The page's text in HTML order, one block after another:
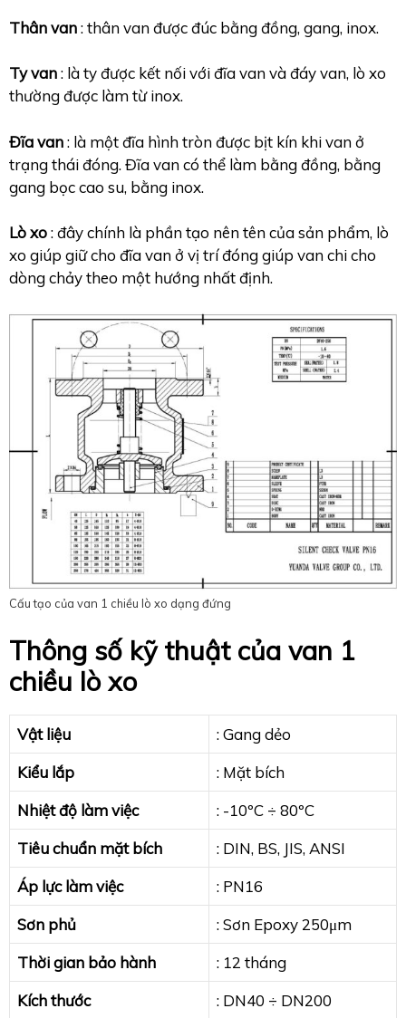
Thân van: thân van được đúc bằng đồng, gang, inox.
Ty van: là ty được kết nối với đĩa van và đáy van, lò xo
thường được làm từ inox.
Đĩa van: là một đĩa hình tròn được bịt kín khi van ở
trạng thái đóng. Đĩa van có thể làm bằng đồng, bằng
gang bọc cao su, bằng inox.
Lò xo: đây chính là phần tạo nên tên của sản phẩm, lò
xo giúp giữ cho đĩa van ở vị trí đóng giúp van chi cho
dòng chảy theo một hướng nhất định.
Cấu tạo của van 1 chiều lò xo dạng đứng
Thông số kỹ thuật của van 1
chiều lò xo
Vật liệu
: Gang dẻo
Kiểu lắp
: Mặt bích
Nhiệt độ làm việc
: -10ºC ÷ 80ºC
Tiêu chuẩn mặt bích
: DIN, BS, JIS, ANSI
Áp lực làm việc
: PN16
Sơn phủ
: Sơn Epoxy 250μm
Thời gian bảo hành
: 12 tháng
Kích thước
: DN40 ÷ DN200